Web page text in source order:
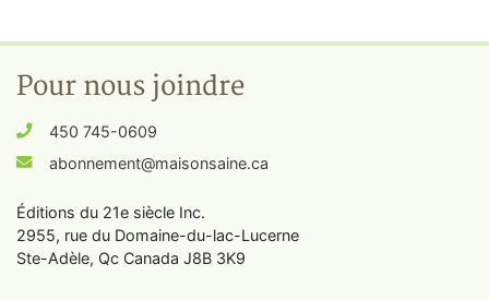
Pour nous joindre
450 745-0609
abonnement@maisonsaine.ca
Éditions du 21e siècle Inc.
2955, rue du Domaine-du-lac-Lucerne
Ste-Adèle, Qc Canada J8B 3K9